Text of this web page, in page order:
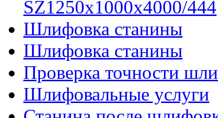
SZ1250x1000x4000/444
Шлифовка станины
Шлифовка станины
Проверка точности
Шлифовальные услуги